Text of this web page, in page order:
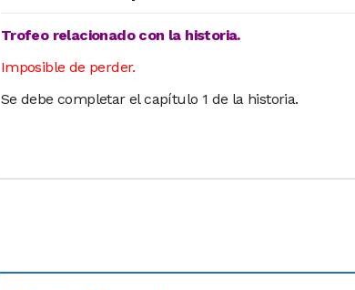
Trofeo relacionado con la historia.
Imposible de perder.
Se debe completar el capítulo 1 de la historia.